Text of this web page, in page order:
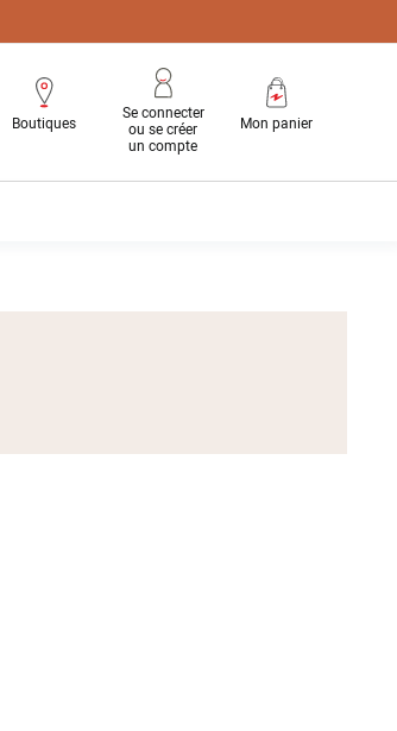
Boutiques
Se connecter
ou se créer
un compte
Mon panier